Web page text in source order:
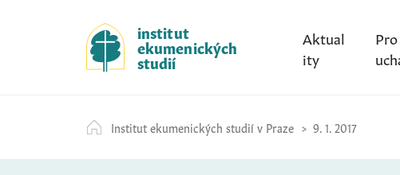
k
i
p
t
c
o
institut
ekumenických
studií
Aktual
ity
Pro
Institut ekumenických studií v Praze 9. 1. 2017